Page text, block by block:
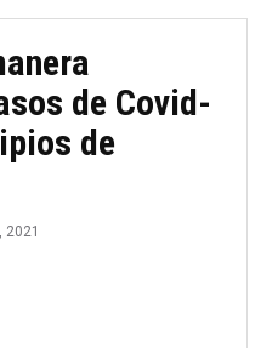
de Covid-
de
2021